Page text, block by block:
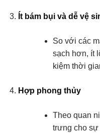
Ít bám bụi và dễ vệ
So với các
sạch hơn, ít
kiệm thời
Hợp phong thủy
Theo quan
trưng cho sự